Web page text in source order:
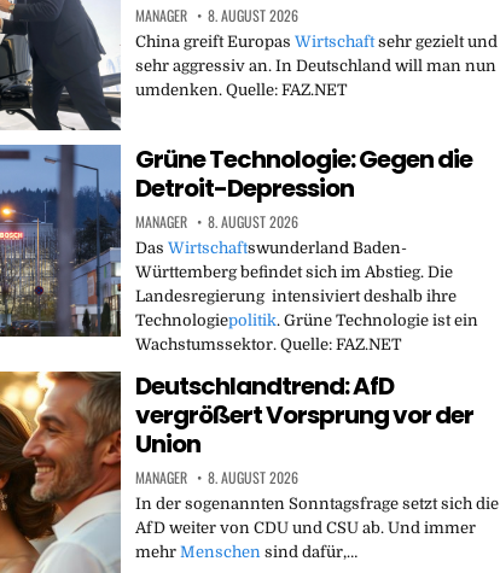
MANAGER 8. AUGUST 2026
China greift Europas Wirtschaftsehr gezielt und
sehr aggressiv an. In Deutschland will man nun
umdenken. Quelle: FAZ.NET
Grüne Technologie: Gegen die
Detroit-Depression
MANAGER 8. AUGUST 2026
Das Wirtschaftswunderland Baden-
Württemberg befindet sich im Abstieg. Die
Landesregierung intensiviert deshalb ihre
Technologiepolitik. Grüne Technologie ist ein
Wachstumssektor. Quelle: FAZ.NET
Deutschlandtrend: AfD
vergrößert Vorsprung vor der
Union
MANAGER 8. AUGUST 2026
In der sogenannten Sonntagsfrage setzt sich die
AfD weiter von CDU und CSU ab. Und immer
mehr Menschensind dafür,…